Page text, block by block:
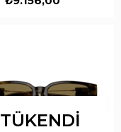
TÜKENDI